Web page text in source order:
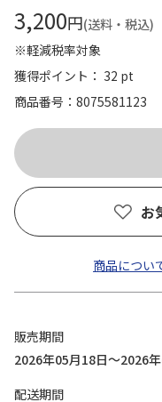
3,200円(送料・税込)
※軽減税率対象
獲得ポイント： 32 pt
商品番号
8075581123
お
商品につい
販売期間
2026年05月18日～2026
配送期間